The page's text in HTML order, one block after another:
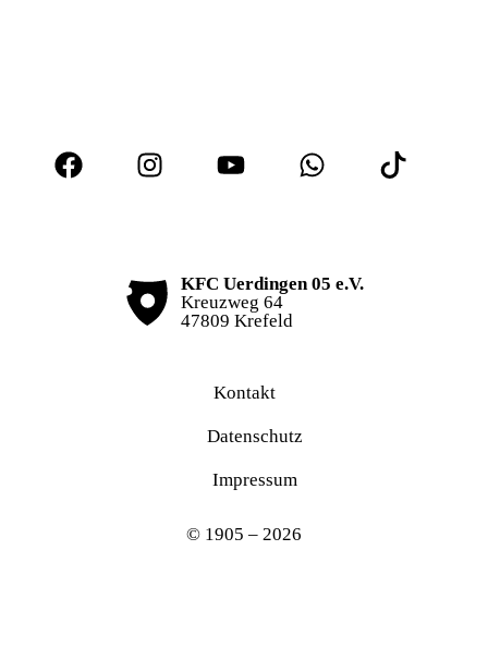
KFC Uerdingen 05 e.V.
Kreuzweg 64
47809 Krefeld
Kontakt
Datenschutz
Impressum
© 1905 – 2026